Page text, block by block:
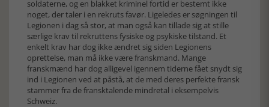
soldaterne, og en blakket kriminel fortid er bestemt ikke
noget, der taler i en rekruts favør. Ligeledes er søgningen til
Legionen i dag så stor, at man også kan tillade sig at stille
særlige krav til rekruttens fysiske og psykiske tilstand. Et
enkelt krav har dog ikke ændret sig siden Legionens
oprettelse, man må ikke være franskmand. Mange
franskmænd har dog alligevel igennem tiderne fået snydt sig
ind i Legionen ved at påstå, at de med deres perfekte fransk
stammer fra de fransktalende mindretal i eksempelvis
Schweiz.